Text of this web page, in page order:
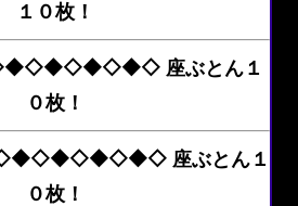
１０枚！
座ぶとん１
０枚！
座ぶとん１
０枚！